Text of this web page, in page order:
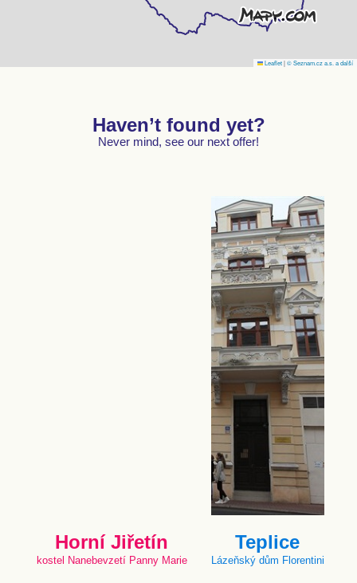
Leaflet|© Seznam.cz a.s. a další
Haven’t found yet?
Never mind, see our next offer!
Horní Jiřetín
kostel Nanebevzetí Panny Marie
Teplice
Lázeňský dům Florentini